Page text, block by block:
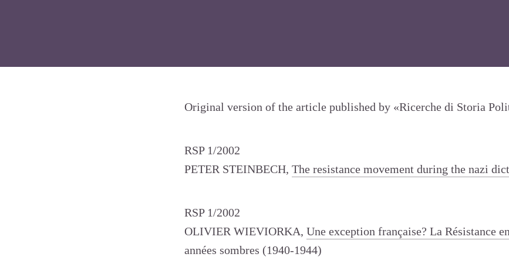
Original version of the article published by «Ricerche di Storia
RSP 1/2002
PETER STEINBECH, The resistance movement during the nazi
RSP 1/2002
OLIVIER WIEVIORKA, Une exception française? La Résistance
années sombres (1940-1944)